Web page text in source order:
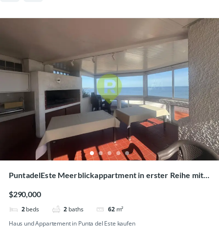
PuntadelEste Meerblickappartment in erster Reihe mit
$290,000
2 beds 2 baths 62 m²
Haus und Appartement in Punta del Este kaufen